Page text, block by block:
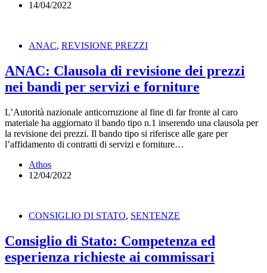
14/04/2022
ANAC, REVISIONE PREZZI
ANAC: Clausola di revisione dei prezzi
nei bandi per servizi e forniture
L’Autorità nazionale anticorruzione al fine di far fronte al caro
materiale ha aggiornato il bando tipo n.1 inserendo una clausola per
la revisione dei prezzi. Il bando tipo si riferisce alle gare per
l’affidamento di contratti di servizi e forniture…
Athos
12/04/2022
CONSIGLIO DI STATO, SENTENZE
Consiglio di Stato: Competenza ed
esperienza richieste ai commissari